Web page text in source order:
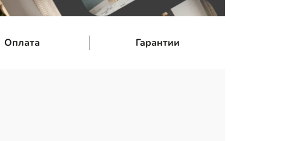
Оплата Гарантии